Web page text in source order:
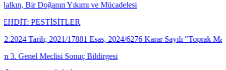
Yıkımı ve Mücadelesi
17881 Esas, 2024/6276 Karar Sayılı "Toprak Mahsulleri
Sonuç Bildirgesi